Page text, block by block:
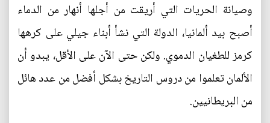
وصيانة الحريات التي أريقت من أجلها أنهار من الدماء
أصبح بيد ألمانيا، الدولة التي نشأ أبناء جيلي على كرهها
كرمز للطغيان الدموي. ولكن حتى الآن على الأقل، يبدو أن
الألمان تعلموا من دروس التاريخ بشكل أفضل من عدد هائل
من البريطانيين.